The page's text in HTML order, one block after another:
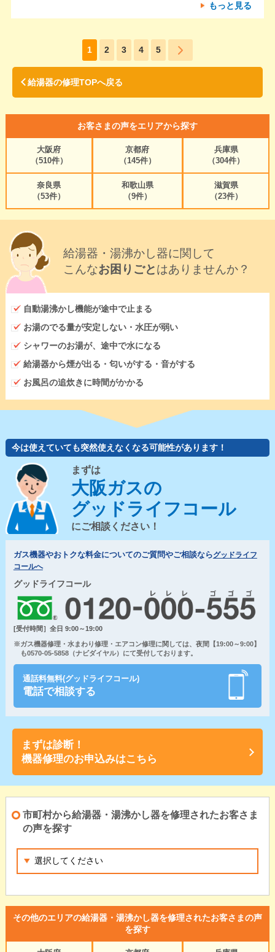
もっと見る
1 2 3 4 5
給湯器の修理TOPへ戻る
お客さまの声をエリアから探す
大阪府
（510件）
京都府
（145件）
兵庫県
（304件）
奈良県
（53件）
和歌山県
（9件）
滋賀県
（23件）
給湯器・湯沸かし器に関して
こんなお困りごとはありませんか？
自動湯沸かし機能が途中で止まる
お湯のでる量が安定しない・水圧が弱い
シャワーのお湯が、途中で水になる
給湯器から煙が出る・匂いがする・音がする
お風呂の追炊きに時間がかかる
今は使えていても突然使えなくなる可能性があります！
まずは
大阪ガスの
グッドライフコール
にご相談ください！
ガス機器やおトクな料金についてのご質問やご相談ならグッドライフ
コールへ
グッドライフコール
[受付時間］全日 9:00～19:00
※ガス機器修理・水まわり修理・エアコン修理に関しては、夜間【19:00～9:00】
も0570-05-5858（ナビダイヤル）にて受付しております。
通話料無料(グッドライフコール)
電話で相談する
まずは診断！
機器修理のお申込みはこちら
市町村から給湯器・湯沸かし器を修理されたお客さま
の声を探す
その他のエリアの給湯器・湯沸かし器を修理されたお客さまの声
を探す